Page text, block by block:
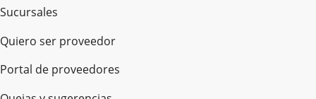
Sucursales
Quiero ser proveedor
Portal de proveedores